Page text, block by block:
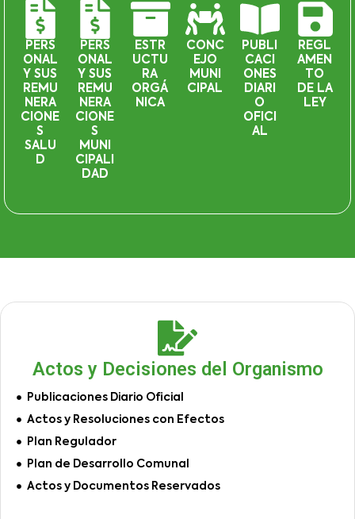
PERS
ONAL
Y SUS
REMU
NERA
CIONE
S
SALU
D
PERS
ONAL
Y SUS
REMU
NERA
CIONE
S
MUNI
CIPALI
DAD
ESTR
UCTU
RA
ORGÁ
NICA
CONC
EJO
MUNI
CIPAL
PUBLI
CACI
ONES
DIARI
O
OFICI
AL
REGL
AMEN
TO
DE LA
LEY
Actos y Decisiones del Organismo
Publicaciones Diario Oficial
Actos y Resoluciones con Efectos
Plan Regulador
Plan de Desarrollo Comunal
Actos y Documentos Reservados